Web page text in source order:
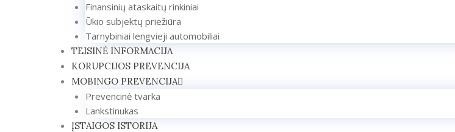
Finansinių ataskaitų rinkiniai
Ūkio subjektų priežiūra
Tarnybiniai lengvieji automobiliai
TEISINĖ INFORMACIJA
KORUPCIJOS PREVENCIJA
MOBINGO PREVENCIJA
Prevencinė tvarka
Lankstinukas
ĮSTAIGOS ISTORIJA